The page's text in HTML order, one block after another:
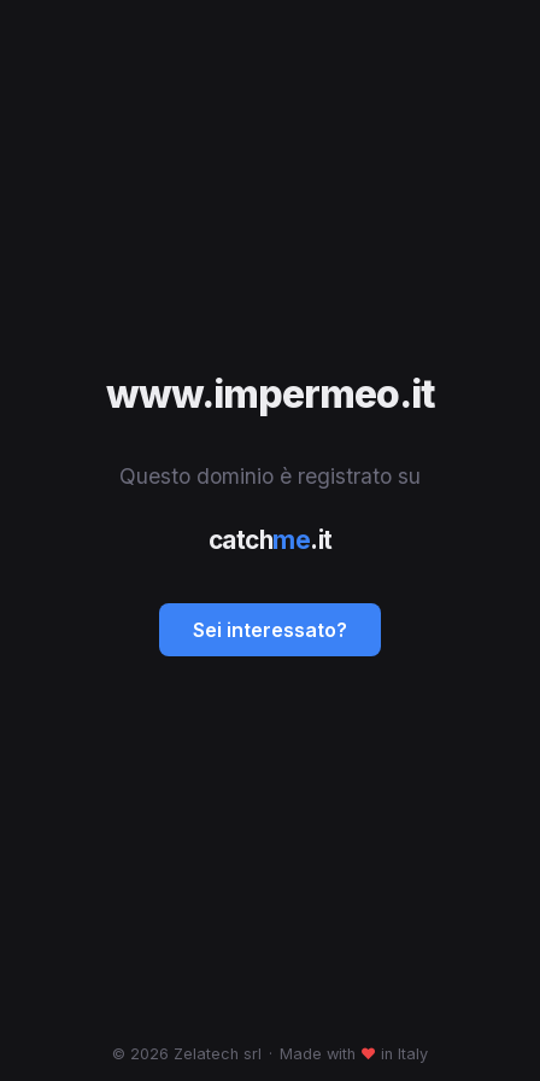
www.impermeo.it
Questo dominio è registrato su
catchme.it
Sei interessato?
© 2026 Zelatech srl · Made with ♥ in Italy